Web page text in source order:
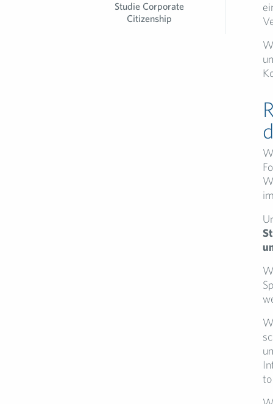
Studie Corporate
Citizenship